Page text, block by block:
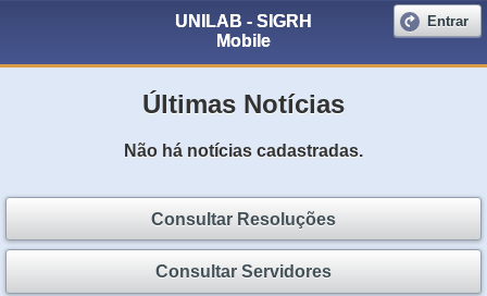
UNILAB - SIGRH
Mobile
Entrar
Últimas Notícias
Não há notícias cadastradas.
Consultar Resoluções
Consultar Servidores